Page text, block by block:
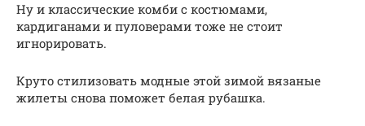
Ну и классические комби с костюмами,
кардиганами и пуловерами тоже не стоит
игнорировать.
Круто стилизовать модные этой зимой вязаные
жилеты снова поможет белая рубашка.